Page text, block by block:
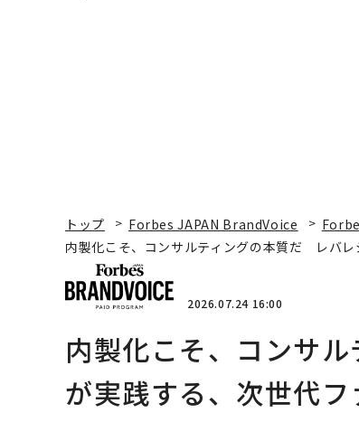
トップ Forbes JAPAN BrandVoice
内製化こそ、コンサルティングの本質だ レバ
2026.07.24 16:00
内製化こそ、コンサ
が実践する、次世代